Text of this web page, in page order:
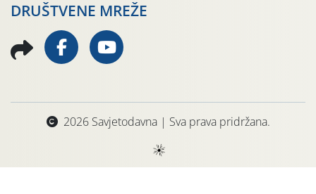
DRUŠTVENE MREŽE
2026 Savjetodavna | Sva prava pridržana.